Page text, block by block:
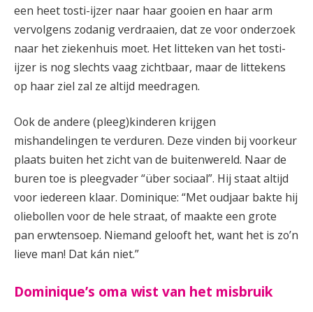
een heet tosti-ijzer naar haar gooien en haar arm
vervolgens zodanig verdraaien, dat ze voor onderzoek
naar het ziekenhuis moet. Het litteken van het tosti-
ijzer is nog slechts vaag zichtbaar, maar de littekens
op haar ziel zal ze altijd meedragen.
Ook de andere (pleeg)kinderen krijgen
mishandelingen te verduren. Deze vinden bij voorkeur
plaats buiten het zicht van de buitenwereld. Naar de
buren toe is pleegvader “über sociaal”. Hij staat altijd
voor iedereen klaar. Dominique: “Met oudjaar bakte hij
oliebollen voor de hele straat, of maakte een grote
pan erwtensoep. Niemand gelooft het, want het is zo’n
lieve man! Dat kán niet.”
Dominique’s oma wist van het misbruik